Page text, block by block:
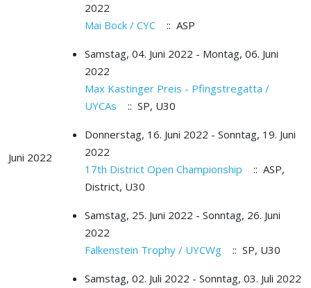
2022
Mai Bock / CYC
:: ASP
Juni 2022
Samstag, 04. Juni 2022 - Montag, 06. Juni
2022
Max Kastinger Preis - Pfingstregatta /
UYCAs
:: SP, U30
Donnerstag, 16. Juni 2022 - Sonntag, 19. Juni
2022
17th District Open Championship
:: ASP,
District, U30
Samstag, 25. Juni 2022 - Sonntag, 26. Juni
2022
Falkenstein Trophy / UYCWg
:: SP, U30
Samstag, 02. Juli 2022 - Sonntag, 03. Juli 2022